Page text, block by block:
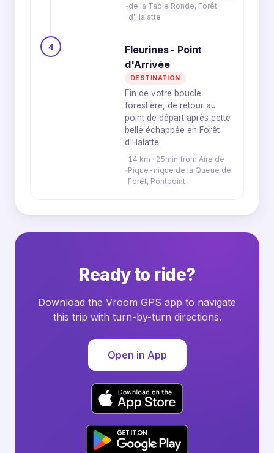
de la Table Ronde, Forêt
d'Halatte
4
Fleurines - Point
d'Arrivée
DESTINATION
Fin de votre boucle
forestière, de retour au
point de départ après cette
belle échappée en Forêt
d'Halatte.
14 km · 25min from Aire de
Pique-nique de la Queue de
Forêt, Pontpoint
Ready to ride?
Download the Vroom GPS app to navigate
this trip with turn-by-turn directions.
Open in App